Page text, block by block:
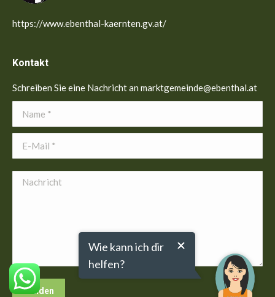
https://www.ebenthal-kaernten.gv.at/
Kontakt
Schreiben Sie eine Nachricht an marktgemeinde@ebenthal.at
Name *
E-Mail *
Nachricht
Senden
Wie kann ich dir
helfen?